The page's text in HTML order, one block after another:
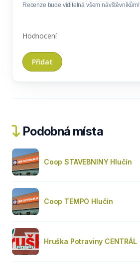
Recenze bude viditelná všem návštěvníkům!
Hodnocení
Podobná místa
Coop STAVEBNINY Hlučín
Coop TEMPO Hlučín
Hruška Potraviny CENTRÁL